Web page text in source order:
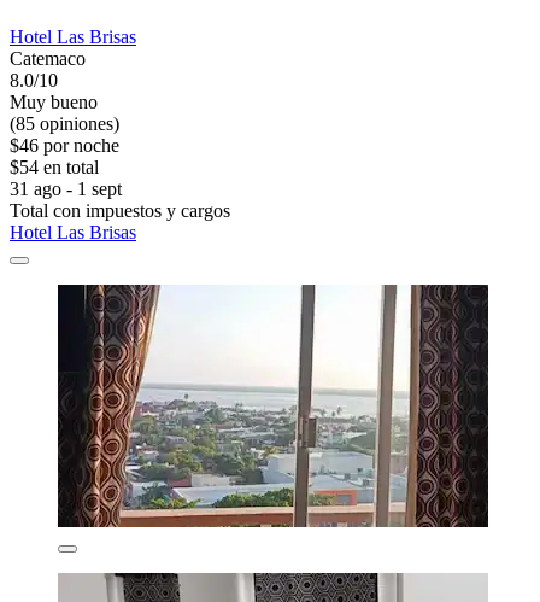
Hotel Las Brisas
Catemaco
8.0/10
Muy bueno
(85 opiniones)
$46 por noche
$54 en total
31 ago - 1 sept
Total con impuestos y cargos
Hotel Las Brisas